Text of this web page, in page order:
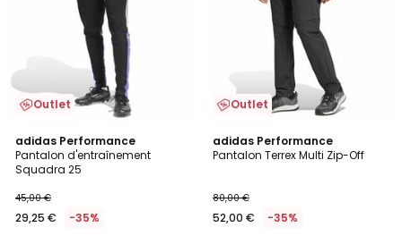
Outlet
adidas Performance
Pantalon d'entraînement
Squadra 25
45,00 €
29,25 € -35%
4,7
/ 5
Outlet
adidas Performance
Pantalon Terrex Multi Zip-Off
80,00 €
52,00 € -35%
4,5
/ 5